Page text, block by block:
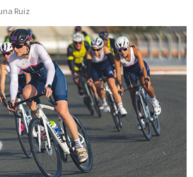
Ruiz